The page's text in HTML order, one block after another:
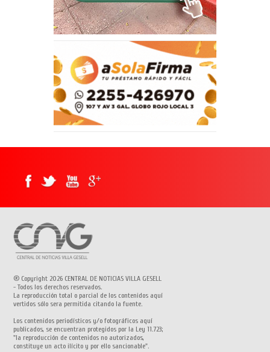
® Copyright 2026 CENTRAL DE NOTICIAS VILLA GESELL
- Todos los derechos reservados.
La reproducción total o parcial de los contenidos aquí
vertidos sólo sera permitida citando la fuente.
Los contenidos periodísticos y/o fotográficos aquí
publicados, se encuentran protegidos por la Ley 11.723;
"la reproducción de contenidos no autorizados,
constituye un acto ilícito y por ello sancionable".